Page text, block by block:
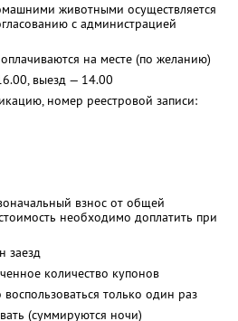
животными осуществляется
с администрацией
на месте (по желанию)
выезд — 14.00
номер реестровой записи:
взнос от общей
необходимо доплатить при
заезд
количество купонов
только один раз
(суммируются ночи)